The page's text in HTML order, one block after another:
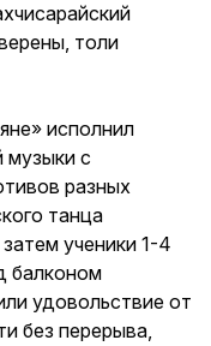
толи
исполнил
музыки с
разных
танца
ученики 1-4
балконом
удовольствие от
без перерыва,